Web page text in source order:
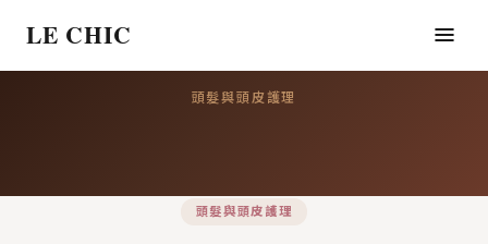
LE CHIC
頭髮與頭皮護理
頭髮與頭皮護理